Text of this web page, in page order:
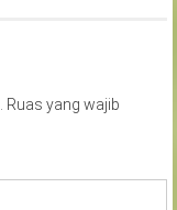
Ruas yang wajib